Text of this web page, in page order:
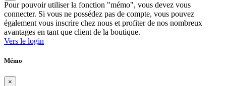
Pour pouvoir utiliser la fonction "mémo", vous devez vous
connecter. Si vous ne possédez pas de compte, vous pouvez
également vous inscrire chez nous et profiter de nos nombreux
avantages en tant que client de la boutique.
Vers le login
Mémo
×